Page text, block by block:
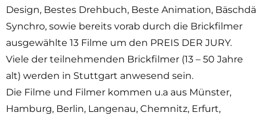
Design, Bestes Drehbuch, Beste Animation, Bäschdä
Synchro, sowie bereits vorab durch die Brickfilmer
ausgewählte 13 Filme um den PREIS DER JURY.
Viele der teilnehmenden Brickfilmer (13 – 50 Jahre
alt) werden in Stuttgart anwesend sein.
Die Filme und Filmer kommen u.a aus Münster,
Hamburg, Berlin, Langenau, Chemnitz, Erfurt,